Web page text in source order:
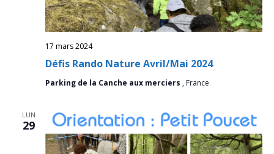
Défis Rando Nature Avril/Mai 2024
17 mars 2024
Parking de la Canche aux merciers , France
LUN
29